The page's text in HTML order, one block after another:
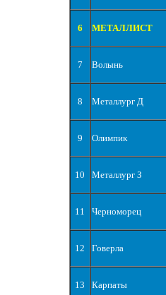
6 МЕТАЛЛИСТ
7 Волынь
8 Металлург Д
9 Олимпик
10 Металлург З
11 Черноморец
12 Говерла
13 Карпаты